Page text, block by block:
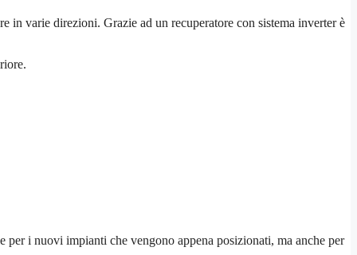
in varie direzioni. Grazie ad un recuperatore con sistema inverter è
i nuovi impianti che vengono appena posizionati, ma anche per